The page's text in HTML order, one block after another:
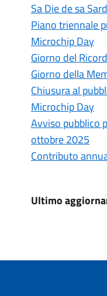
Sa Die de sa
Piano triennale
Microchip Day
Giorno del
Giorno della
Chiusura al
Microchip Day
Avviso pubblico
ottobre 2025
Contributo
Ultimo